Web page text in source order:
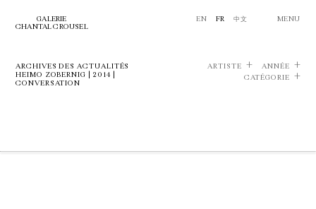
GALERIE
CHANTAL CROUSEL
EN FR 中文 MENU
ARCHIVES DES ACTUALITÉS
HEIMO ZOBERNIG | 2014 |
CONVERSATION
ARTISTE
ANNÉE
CATÉGORIE